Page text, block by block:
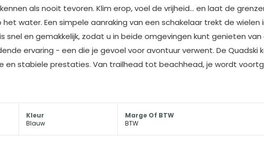
als nooit tevoren. Klim erop, voel de vrijheid... en laat de
water. Een simpele aanraking van een schakelaar trekt de
snel en gemakkelijk, zodat u in beide omgevingen kunt genieten
ervaring - een die je gevoel voor avontuur verwent. De
en stabiele prestaties. Van trailhead tot beachhead, je wordt
Kleur
Blauw
Marge Of BTW
BTW